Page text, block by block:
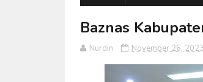
Baznas
Nurdin November 26, 2023